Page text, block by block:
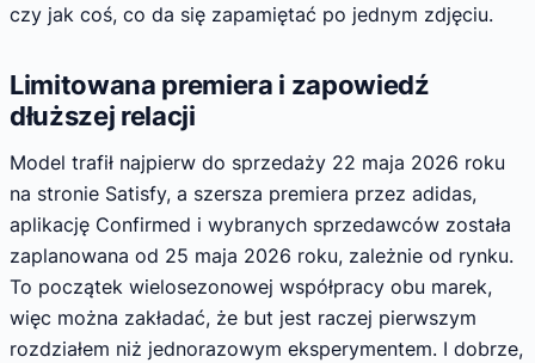
czy jak coś, co da się zapamiętać po jednym zdjęciu.
Limitowana premiera i zapowiedź
dłuższej relacji
Model trafił najpierw do sprzedaży 22 maja 2026 roku
na stronie Satisfy, a szersza premiera przez adidas,
aplikację Confirmed i wybranych sprzedawców została
zaplanowana od 25 maja 2026 roku, zależnie od rynku.
To początek wielosezonowej współpracy obu marek,
więc można zakładać, że but jest raczej pierwszym
rozdziałem niż jednorazowym eksperymentem. I dobrze,